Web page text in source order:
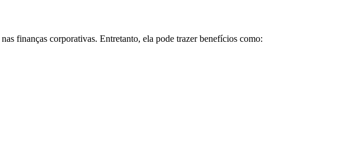
finanças corporativas. Entretanto, ela pode trazer benefícios como: